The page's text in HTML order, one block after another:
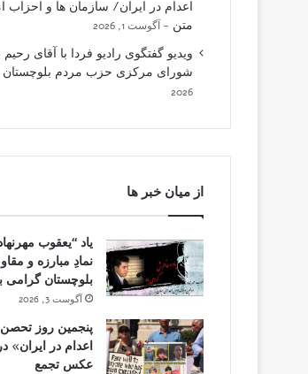
اعدام در ایران/ سازمان ها و احزاب
متن
آگوست 1, 2026
ویدیو گفتگوی رادیو فردا با آقای
شورای مرکزی حزب مردم بلوچستان
2026
از میان خبر ها
یاد “یعقوب
نمادِ مبارزه و
بلوچستان گرامی
آگوست 3, 2026
پنجمین روز تحصن
اعدام در ایران»
عکس تجمع